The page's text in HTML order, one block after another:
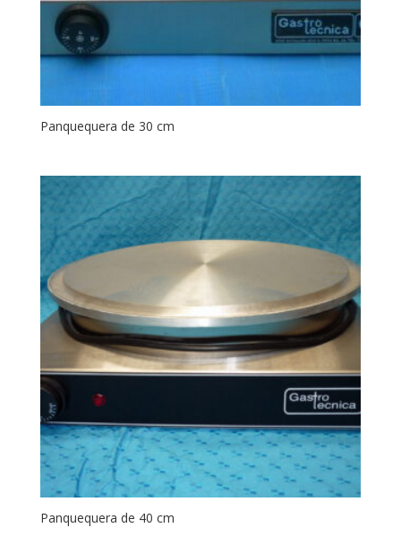
Panquequera de 30 cm
Panquequera de 40 cm